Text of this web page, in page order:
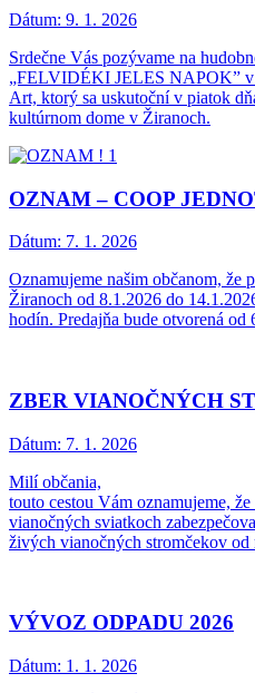
Dátum: 9. 1. 2026
Srdečne Vás pozývame na
„FELVIDÉKI JELES NAPOK” v
Art, ktorý sa uskutoční v piatok
kultúrnom dome v Žiranoch.
OZNAM – COOP
Dátum: 7. 1. 2026
Oznamujeme našim občanom, že
Žiranoch od 8.1.2026 do
hodín. Predajňa bude otvorená od
ZBER VIANOČNÝCH
Dátum: 7. 1. 2026
Milí občania,
touto cestou Vám oznamujeme,
vianočných sviatkoch
živých vianočných stromčekov
VÝVOZ ODPADU 2026
Dátum: 1. 1. 2026